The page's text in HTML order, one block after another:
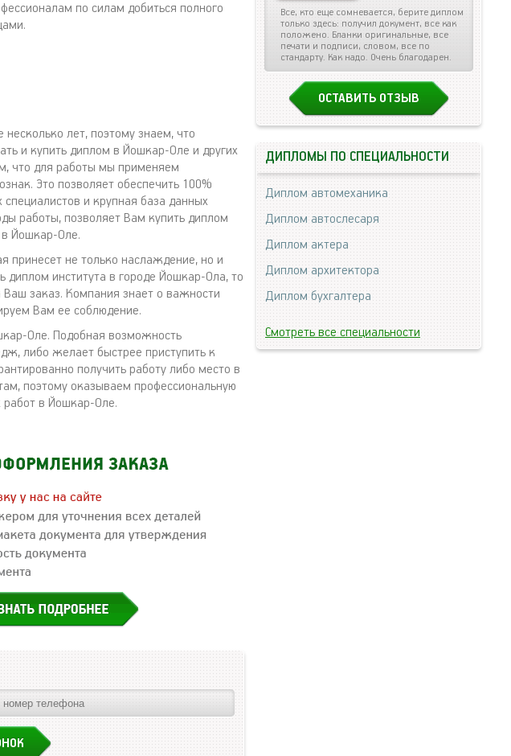
по силам добиться полного
лет, поэтому знаем, что
и купить диплом в Йошкар-Оле и других
что для работы мы применяем
Это позволяет обеспечить 100%
и крупная база данных
работы, позволяет Вам купить диплом
Йошкар-Оле.
принесет не только наслаждение, но и
диплом института в городе Йошкар-Ола, то
заказ. Компания знает о важности
Вам ее соблюдение.
Оле. Подобная возможность
либо желает быстрее приступить к
получить работу либо место в
поэтому оказываем профессиональную
работ в Йошкар-Оле.
Все, кто еще сомневается, берите диплом
только здесь: получил документ, все как
положено. Бланки оригинальные, все
печати и подписи, словом, все по
стандарту. Как надо. Очень благодарен.
ОСТАВИТЬ ОТЗЫВ
ДИПЛОМЫ ПО СПЕЦИАЛЬНОСТИ
Диплом автомеханика
Диплом автослесаря
Диплом актера
Диплом архитектора
Диплом бухгалтера
Смотреть все специальности